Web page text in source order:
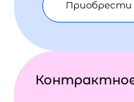
Приобрести